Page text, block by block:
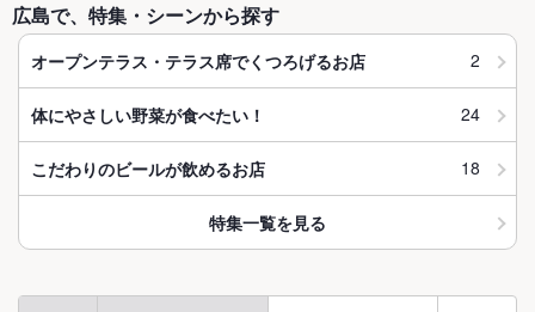
広島で、特集・シーンから探す
オープンテラス・テラス席でくつろげるお店 2
体にやさしい野菜が食べたい！ 24
こだわりのビールが飲めるお店 18
特集一覧を見る